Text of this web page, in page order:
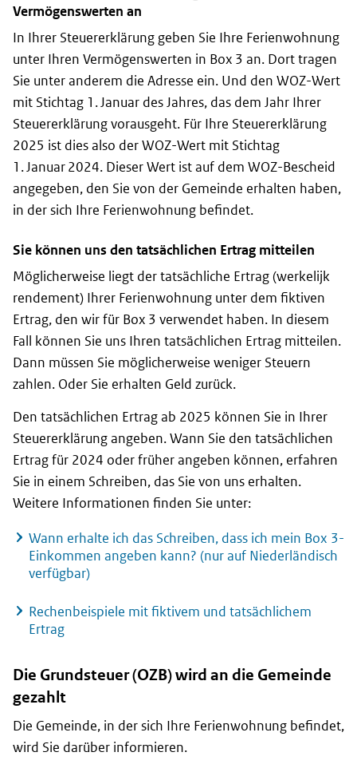
Vermögenswerten an
In Ihrer Steuererklärung geben Sie Ihre Ferienwohnung
unter Ihren Vermögenswerten in Box 3 an. Dort tragen
Sie unter anderem die Adresse ein. Und den WOZ-Wert
mit Stichtag 1. Januar des Jahres, das dem Jahr Ihrer
Steuererklärung vorausgeht. Für Ihre Steuererklärung
2025 ist dies also der WOZ-Wert mit Stichtag
1. Januar 2024. Dieser Wert ist auf dem WOZ-Bescheid
angegeben, den Sie von der Gemeinde erhalten haben,
in der sich Ihre Ferienwohnung befindet.
Sie können uns den tatsächlichen Ertrag mitteilen
Möglicherweise liegt der tatsächliche Ertrag (werkelijk
rendement) Ihrer Ferienwohnung unter dem fiktiven
Ertrag, den wir für Box 3 verwendet haben. In diesem
Fall können Sie uns Ihren tatsächlichen Ertrag mitteilen.
Dann müssen Sie möglicherweise weniger Steuern
zahlen. Oder Sie erhalten Geld zurück.
Den tatsächlichen Ertrag ab 2025 können Sie in Ihrer
Steuererklärung angeben. Wann Sie den tatsächlichen
Ertrag für 2024 oder früher angeben können, erfahren
Sie in einem Schreiben, das Sie von uns erhalten.
Weitere Informationen finden Sie unter:
Wann erhalte ich das Schreiben, dass ich mein Box 3-
Einkommen angeben kann? (nur auf Niederländisch
verfügbar)
Rechenbeispiele mit fiktivem und tatsächlichem
Ertrag
Die Grundsteuer (OZB) wird an die Gemeinde
gezahlt
Die Gemeinde, in der sich Ihre Ferienwohnung befindet,
wird Sie darüber informieren.